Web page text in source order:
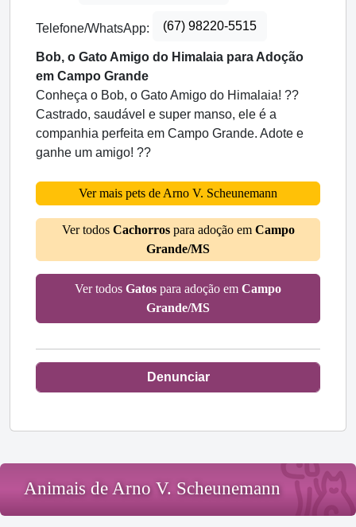
Telefone/WhatsApp: (67) 98220-5515
Bob, o Gato Amigo do Himalaia para Adoção
em Campo Grande
Conheça o Bob, o Gato Amigo do Himalaia! ??
Castrado, saudável e super manso, ele é a
companhia perfeita em Campo Grande. Adote e
ganhe um amigo! ??
Ver mais pets de Arno V. Scheunemann
Ver todos Cachorrospara adoção em Campo
Grande/MS
Ver todos Gatos para adoção em Campo
Grande/MS
Denunciar
Animais de Arno V. Scheunemann